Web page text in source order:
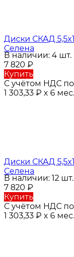
Диски СКАД
Селена
В наличии: 4 шт.
7 820 ₽
Купить
С учётом НДС по
1 303,33 ₽ x 6 мес.
Диски СКАД
Селена
В наличии: 12 шт.
7 820 ₽
Купить
С учётом НДС по
1 303,33 ₽ x 6 мес.